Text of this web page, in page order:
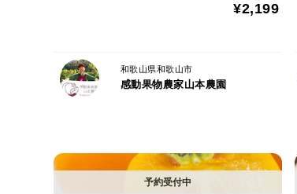
¥2,199
和歌山県和歌山市
感動果物農家山本農園